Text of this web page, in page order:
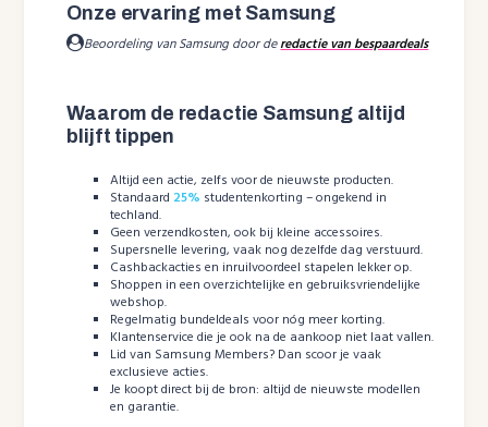
Onze ervaring met Samsung
Beoordeling van Samsung door deredactie van bespaardeals
Waarom de redactie Samsung altijd
blijft tippen
Altijd een actie, zelfs voor de nieuwste producten.
Standaard 25% studentenkorting – ongekend in
techland.
Geen verzendkosten, ook bij kleine accessoires.
Supersnelle levering, vaak nog dezelfde dag verstuurd.
Cashbackacties en inruilvoordeel stapelen lekker op.
Shoppen in een overzichtelijke en gebruiksvriendelijke
webshop.
Regelmatig bundeldeals voor nóg meer korting.
Klantenservice die je ook na de aankoop niet laat vallen.
Lid van Samsung Members? Dan scoor je vaak
exclusieve acties.
Je koopt direct bij de bron: altijd de nieuwste modellen
en garantie.